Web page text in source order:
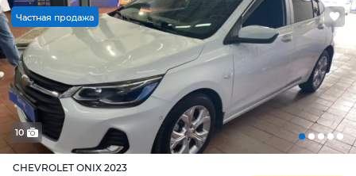
Частная продажа
10
CHEVROLET ONIX 2023